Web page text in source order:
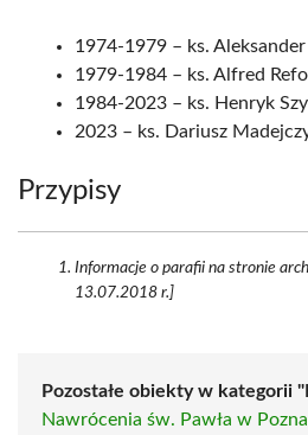
1974-1979 – ks.
1979-1984 – ks. Alfred
1984-2023 – ks. Henryk
2023 – ks. Dariusz
Przypisy
Informacje o parafii na stronie
13.07.2018 r.]
Pozostałe obiekty w kategorii
Nawrócenia św. Pawła w